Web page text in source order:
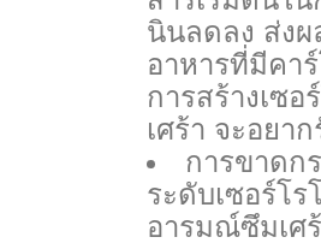
นินลดลง ส่ง
อาหารที่มีคา
การสร้างเซ
เศร้า จะอยา
การขาดก
ระดับเซอร์โ
อารมณ์ซึมเศ